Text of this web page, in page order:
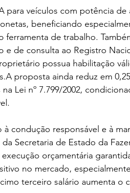
para veículos com potência de
beneficiando
de trabalho.
e de consulta ao Registro
possua habilitação
proposta ainda reduz em
Lei nº 7.799/2002,
condução responsável e à
Secretaria de Estado da
orçamentária
no mercado,
terceiro salário aumenta o